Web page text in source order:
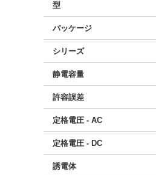
型
パッケージ
シリーズ
静電容量
許容誤差
定格電圧 - AC
定格電圧 - DC
誘電体